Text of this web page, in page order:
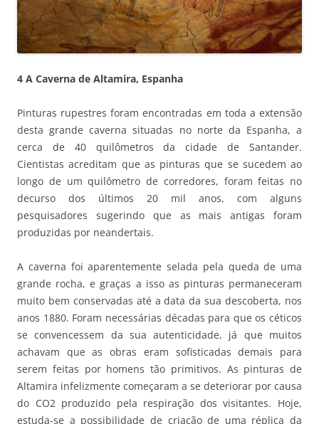
4 A Caverna de Altamira, Espanha
Pinturas rupestres foram encontradas em toda a extensão
desta grande caverna situadas no norte da Espanha, a
cerca de 40 quilômetros da cidade de Santander.
Cientistas acreditam que as pinturas que se sucedem ao
longo de um quilômetro de corredores, foram feitas no
decurso dos últimos 20 mil anos, com alguns
pesquisadores sugerindo que as mais antigas foram
produzidas por neandertais.
A caverna foi aparentemente selada pela queda de uma
grande rocha, e graças a isso as pinturas permaneceram
muito bem conservadas até a data da sua descoberta, nos
anos 1880. Foram necessárias décadas para que os céticos
se convencessem da sua autenticidade, já que muitos
achavam que as obras eram sofisticadas demais para
serem feitas por homens tão primitivos. As pinturas de
Altamira infelizmente começaram a se deteriorar por causa
do CO2 produzido pela respiração dos visitantes. Hoje,
estuda-se a possibilidade de criação de uma réplica da